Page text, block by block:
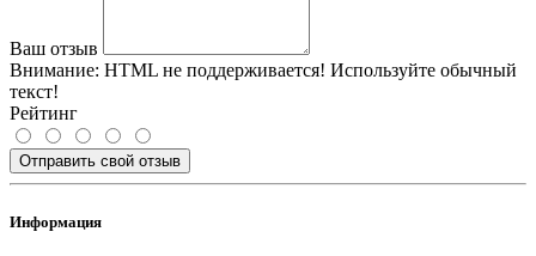
Ваш отзыв
Внимание: HTML не поддерживается! Используйте обычный
текст!
Рейтинг
Отправить свой отзыв
Информация